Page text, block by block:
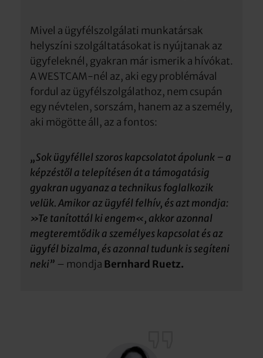
Mivel a ügyfélszolgálati munkatársak
helyszíni szolgáltatásokat is nyújtanak az
ügyfeleknél, gyakran már ismerik a hívókat.
A WESTCAM-nél az, aki egy problémával
fordul az ügyfélszolgálathoz, nem csupán
egy névtelen, sorszám, hanem az a személy,
aki mögötte áll, az a fontos:
„Sok ügyféllel szoros kapcsolatot ápolunk – a
képzéstől a telepítésen át a támogatásig
gyakran ugyanaz a technikus foglalkozik
velük. Amikor az ügyfél felhív, és azt mondja:
»Te tanítottál ki engem«, akkor azonnal
megteremtődik a személyes kapcsolat és az
ügyfél bizalma, és azonnal tudunk is segíteni
neki” – mondja Bernhard Ruetz.